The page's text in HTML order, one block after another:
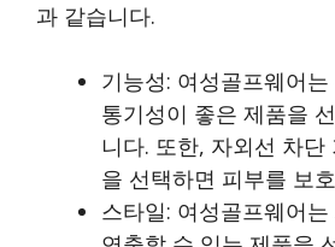
과 같습니다.
기능성: 여성골프웨어
통기성이 좋은 제품을
니다. 또한, 자외선 차
을 선택하면 피부를 보
스타일: 여성골프웨어